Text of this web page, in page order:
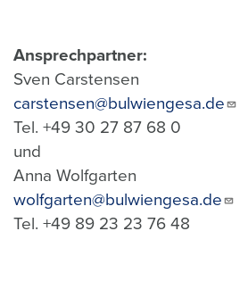
Ansprechpartner:
Sven Carstensen
carstensen@bulwiengesa.de
Tel. +49 30 27 87 68 0
und
Anna Wolfgarten
wolfgarten@bulwiengesa.de
Tel. +49 89 23 23 76 48